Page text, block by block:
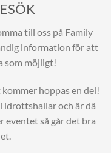
till oss på Family
information för att
som möjligt!
hoppas en del!
idrottshallar och är då
eventet så går det bra